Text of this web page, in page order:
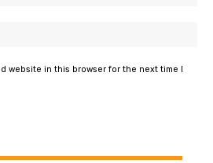
website in this browser for the next time I